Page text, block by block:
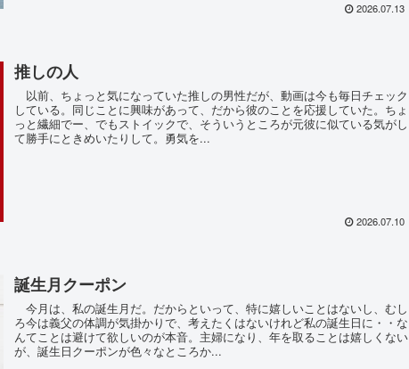
2026.07.13
推しの人
以前、ちょっと気になっていた推しの男性だが、動画は今も毎日チェック
している。同じことに興味があって、だから彼のことを応援していた。ちょ
っと繊細でー、でもストイックで、そういうところが元彼に似ている気がし
て勝手にときめいたりして。勇気を...
2026.07.10
誕生月クーポン
今月は、私の誕生月だ。だからといって、特に嬉しいことはないし、むし
ろ今は義父の体調が気掛かりで、考えたくはないけれど私の誕生日に・・な
んてことは避けて欲しいのが本音。主婦になり、年を取ることは嬉しくない
が、誕生日クーポンが色々なところか...